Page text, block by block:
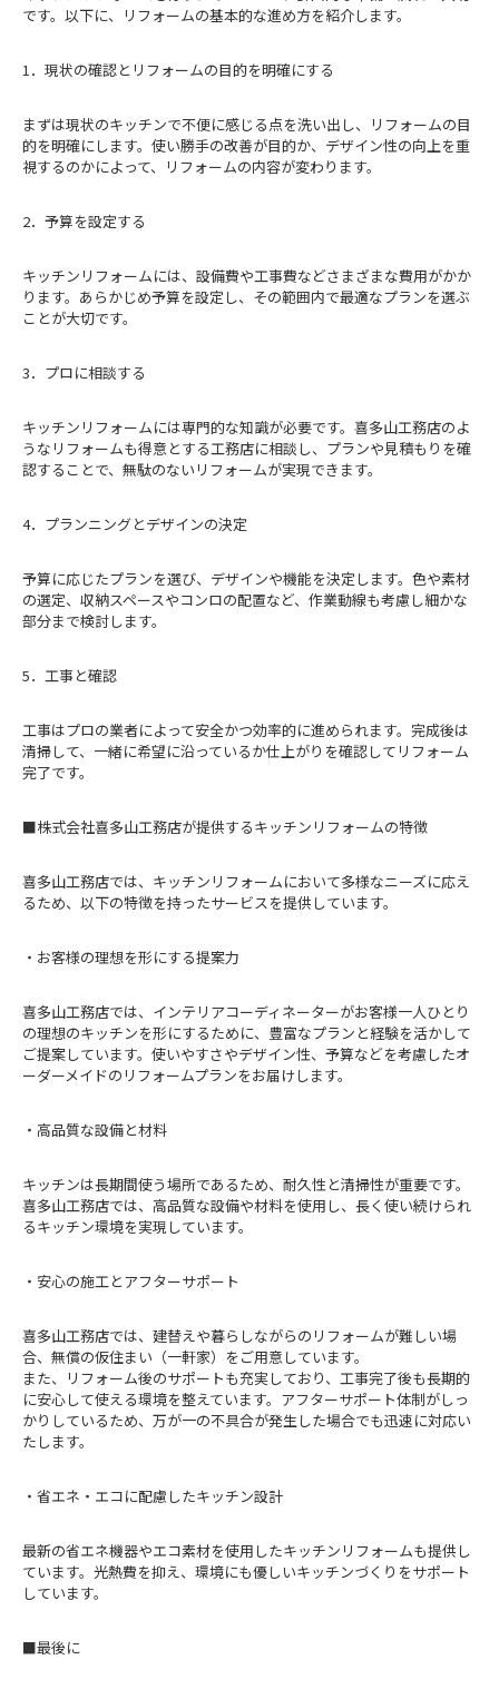
です。以下に、リフォームの基本的な進め方を紹介します。
1．現状の確認とリフォームの目的を明確にする
まずは現状のキッチンで不便に感じる点を洗い出し、リフォームの目
的を明確にします。使い勝手の改善が目的か、デザイン性の向上を重
視するのかによって、リフォームの内容が変わります。
2．予算を設定する
キッチンリフォームには、設備費や工事費などさまざまな費用がかか
ります。あらかじめ予算を設定し、その範囲内で最適なプランを選ぶ
ことが大切です。
3．プロに相談する
キッチンリフォームには専門的な知識が必要です。喜多山工務店のよ
うなリフォームも得意とする工務店に相談し、プランや見積もりを確
認することで、無駄のないリフォームが実現できます。
4．プランニングとデザインの決定
予算に応じたプランを選び、デザインや機能を決定します。色や素材
の選定、収納スペースやコンロの配置など、作業動線も考慮し細かな
部分まで検討します。
5．工事と確認
工事はプロの業者によって安全かつ効率的に進められます。完成後は
清掃して、一緒に希望に沿っているか仕上がりを確認してリフォーム
完了です。
■株式会社喜多山工務店が提供するキッチンリフォームの特徴
喜多山工務店では、キッチンリフォームにおいて多様なニーズに応え
るため、以下の特徴を持ったサービスを提供しています。
・お客様の理想を形にする提案力
喜多山工務店では、インテリアコーディネーターがお客様一人ひとり
の理想のキッチンを形にするために、豊富なプランと経験を活かして
ご提案しています。使いやすさやデザイン性、予算などを考慮したオ
ーダーメイドのリフォームプランをお届けします。
・高品質な設備と材料
キッチンは長期間使う場所であるため、耐久性と清掃性が重要です。
喜多山工務店では、高品質な設備や材料を使用し、長く使い続けられ
るキッチン環境を実現しています。
・安心の施工とアフターサポート
喜多山工務店では、建替えや暮らしながらのリフォームが難しい場
合、無償の仮住まい（一軒家）をご用意しています。
また、リフォーム後のサポートも充実しており、工事完了後も長期的
に安心して使える環境を整えています。アフターサポート体制がしっ
かりしているため、万が一の不具合が発生した場合でも迅速に対応い
たします。
・省エネ・エコに配慮したキッチン設計
最新の省エネ機器やエコ素材を使用したキッチンリフォームも提供し
ています。光熱費を抑え、環境にも優しいキッチンづくりをサポート
しています。
■最後に